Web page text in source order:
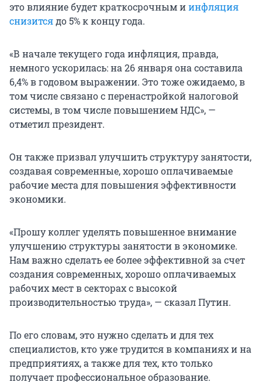
это влияние будет краткосрочным иинфляция
снизитсядо 5% к концу года.
«В начале текущего года инфляция, правда,
немного ускорилась: на 26 января она составила
6,4% в годовом выражении. Это тоже ожидаемо, в
том числе связано с перенастройкой налоговой
системы, в том числе повышением НДС», —
отметил президент.
Он также призвал улучшить структуру занятости,
создавая современные, хорошо оплачиваемые
рабочие места для повышения эффективности
экономики.
«Прошу коллег уделять повышенное внимание
улучшению структуры занятости в экономике.
Нам важно сделать ее более эффективной за счет
создания современных, хорошо оплачиваемых
рабочих мест в секторах с высокой
производительностью труда», — сказал Путин.
По его словам, это нужно сделать и для тех
специалистов, кто уже трудится в компаниях и на
предприятиях, а также для тех, кто только
получает профессиональное образование.